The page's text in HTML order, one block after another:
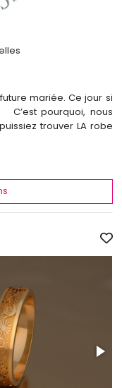
mariée. Ce jour si
C’est pourquoi, nous
trouver LA robe